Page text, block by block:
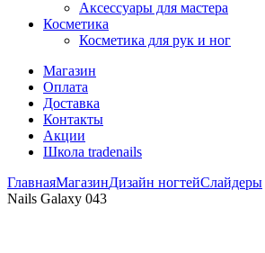
Аксессуары для мастера
Косметика
Косметика для рук и ног
Магазин
Оплата
Доставка
Контакты
Акции
Школа tradenails
ГлавнаяМагазинДизайн ногтейСлайдеры
Nails Galaxy 043